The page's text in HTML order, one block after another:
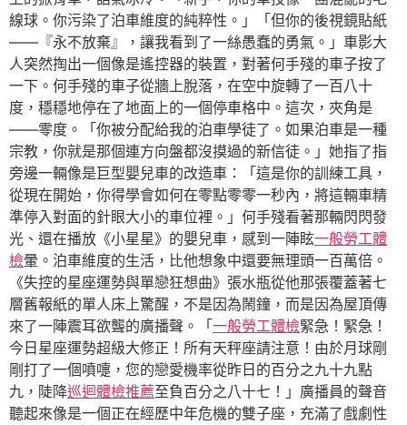
線球。你污染了泊車維度的純粹性。」「但你的後視鏡貼紙
——『永不放棄』，讓我看到了一絲愚蠢的勇氣。」車影大
人突然掏出一個像是遙控器的裝置，對著何手殘的車子按了
一下。何手殘的車子從牆上脫落，在空中旋轉了一百八十
度，穩穩地停在了地面上的一個停車格中。這次，夾角是
——零度。「你被分配給我的泊車學徒了。如果泊車是一種
宗教，你就是那個連方向盤都沒摸過的新信徒。」她指了指
旁邊一輛像是巨型嬰兒車的改造車：「這是你的訓練工具，
從現在開始，你得學會如何在零點零零一秒內，將這輛車精
準停入對面的針眼大小的車位裡。」何手殘看著那輛閃閃發
光、還在播放《小星星》的嬰兒車，感到一陣眩一般勞工體
檢暈。泊車維度的生活，比他想象中還要無理頭一百萬倍。
《失控的星座運勢與單戀狂想曲》張水瓶從他那張覆蓋著七
層舊報紙的單人床上驚醒，不是因為鬧鐘，而是因為屋頂傳
來了一陣震耳欲聾的廣播聲。「 一般勞工體檢緊急！緊急！
今日星座運勢超級大修正！所有天秤座請注意！由於月球剛
剛打了一個噴嚏，您的戀愛機率從昨日的百分之九十九點
九，陡降巡迴體檢推薦至負百分之八十七！」廣播員的聲音
聽起來像是一個正在經歷中年危機的雙子座，充滿了戲劇性